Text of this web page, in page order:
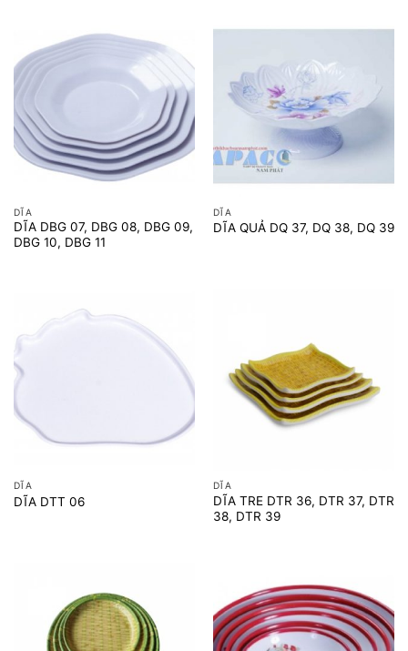
DĨA
DĨA DBG 07, DBG 08, DBG 09,
DBG 10, DBG 11
DĨA
DĨA QUẢ DQ 37, DQ 38, DQ 39
DĨA
DĨA DTT 06
DĨA
DĨA TRE DTR 36, DTR 37, DTR
38, DTR 39